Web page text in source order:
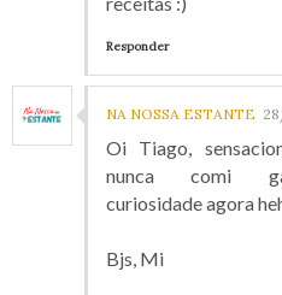
Responder
NA NOSSA ESTANTE
Oi Tiago,
nunca comi
curiosidade agora
Bjs, Mi